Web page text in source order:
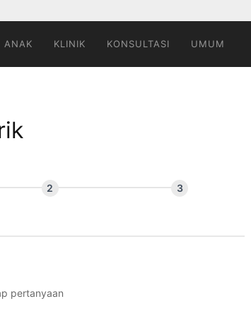
ANAK KLINIK KONSULTASI UMUM
pertanyaan